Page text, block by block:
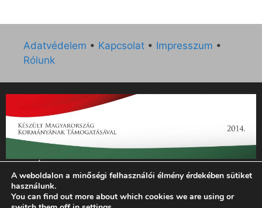
Adatvédelem • Kapcsolat • Impresszum •
Rólunk
„Az Új Ember katolikus hetilap 2014. évi működésének
támogatását az EGYH-KCP-14-P-0121 sz. támogatási
szerződés keretében 3 000 000 Ft összegben támogatta az
Emberi Erőforrások Minisztériuma.”
A weboldalon a minőségi felhasználói élmény érdekében sütiket
használunk.
You can find out more about which cookies we are using or